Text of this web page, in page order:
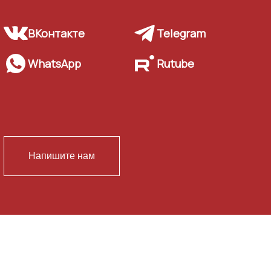
ВКонтакте Telegram
WhatsApp Rutube
Напишите нам